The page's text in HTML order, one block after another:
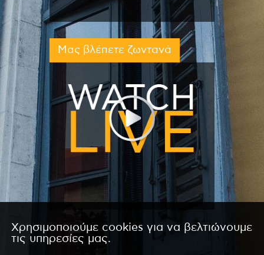
Μας βλέπετε ζωντανά
Χρησιμοποιούμε cookies για να βελτιώνουμε
τις υπηρεσίες μας.